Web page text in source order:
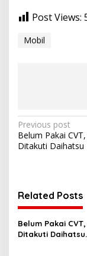
Post Views:
Mobil
Post
Previous post
Belum Pakai
Ditakuti Daihatsu
Related Posts
Belum Pakai
Ditakuti Daihatsu